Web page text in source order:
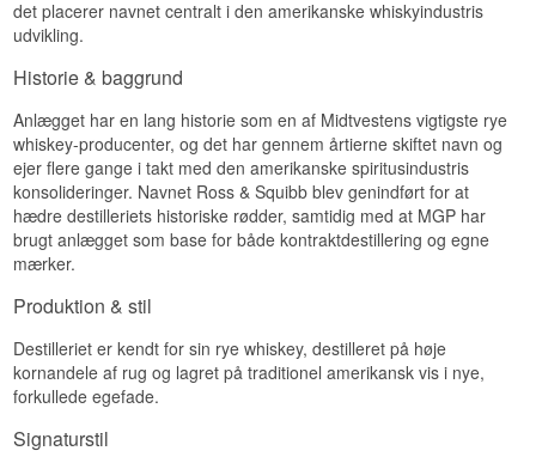
Smag
Eftersmag
Eftersmagen er medium lang, krydret og let
peberagtig.
Specifikationer
Navn: Rossville Union 5 år Master Crafted
ABV: 47 %
Størrelse: 70 CL
det placerer navnet centralt i den amerikanske whiskyindustris
udvikling.
Historie & baggrund
Anlægget har en lang historie som en af Midtvestens vigtigste rye
whiskey-producenter, og det har gennem årtierne skiftet navn og
ejer flere gange i takt med den amerikanske spiritusindustris
konsolideringer. Navnet Ross & Squibb blev genindført for at
hædre destilleriets historiske rødder, samtidig med at MGP har
brugt anlægget som base for både kontraktdestillering og egne
mærker.
Produktion & stil
Destilleriet er kendt for sin rye whiskey, destilleret på høje
kornandele af rug og lagret på traditionel amerikansk vis i nye,
forkullede egefade.
Signaturstil